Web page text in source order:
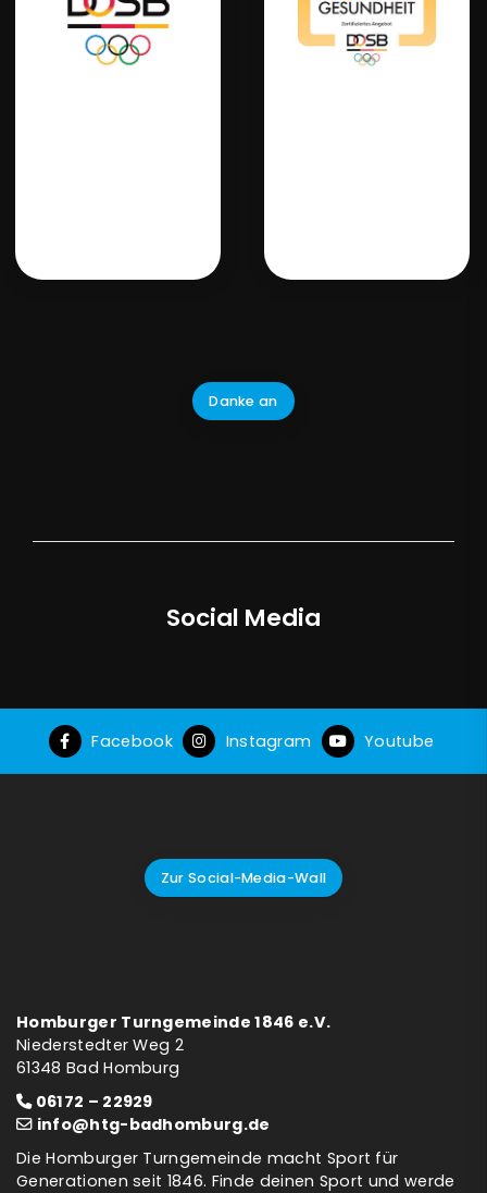
Danke an
Social Media
Facebook Instagram Youtube
Zur Social-Media-Wall
Homburger Turngemeinde 1846 e.V.
Niederstedter Weg 2
61348 Bad Homburg
06172 – 22929
info@htg-badhomburg.de
Die Homburger Turngemeinde macht Sport für
Generationen seit 1846. Finde deinen Sport und werde